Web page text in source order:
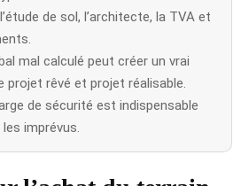
de sol, l’architecte, la TVA et
mal calculé peut créer un vrai
projet rêvé et projet réalisable.
de sécurité est indispensable
imprévus.